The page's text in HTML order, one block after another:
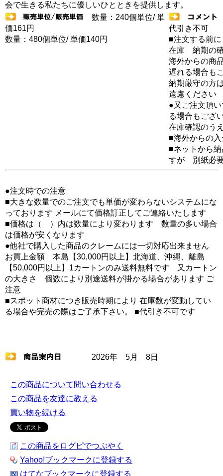
会で生きる私たちに優しいひとときを提供します。
数量：240個単位/ 単
価161円
数量：480個単位/ 単価140円
代引き不可
■注文する前に
在庫 納期の
海外からの商
遅れる場合も
納期厳守の方
遠慮ください
●又ご注文頂
る場合もござ
在庫確認のう
■海外からの
■ネットから
すが 別紙必
●注文時での注意
■大きな数量でのご注文でも単価が変わらないシステムにな
っております メールにて価格訂正してご連絡いたします
■価格は（ ）内は数量により変わります 数量の多い場合
は価格が安くなります
●他社で購入した商品のクレームには一切対応出来ません
お買上金額 本島【30,000円以上】北海道、沖縄、離島
【50,000円以上】1カートンのみ送料無料です 又カートン
の大きさ 個数により別途送料が掛かる場合があります ご
注意
■スポット商材につき販売時期により 在庫数が変動してい
る場合や完売の際はご了承下さい。 ■代引き不可です
2026年 5月 8日
この商品について問い合わせる
この商品を友達に教える
買い物を続ける
この商品をログピでつぶやく
Yahoo!ブックマークに登録する
はてなブックマークに登録する